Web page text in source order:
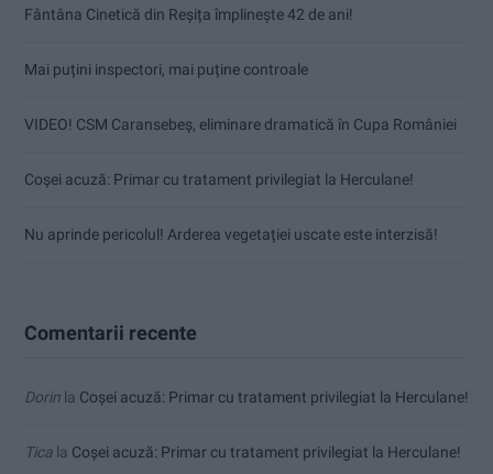
Fântâna Cinetică din Reșița împlinește 42 de ani!
Mai puțini inspectori, mai puține controale
VIDEO! CSM Caransebeș, eliminare dramatică în Cupa României
Coșei acuză: Primar cu tratament privilegiat la Herculane!
Nu aprinde pericolul! Arderea vegetației uscate este interzisă!
Comentarii recente
Dorin la Coșei acuză: Primar cu tratament privilegiat la Herculane!
Tica la Coșei acuză: Primar cu tratament privilegiat la Herculane!